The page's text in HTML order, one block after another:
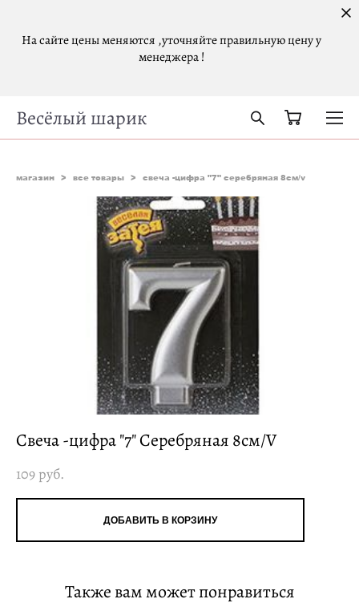
На сайте цены меняются ,уточняйте правильную цену у
менеджера !
Весёлый шарик
магазин > все товары > свеча -цифра "7" серебряная 8см/v
Свеча -цифра "7" Серебряная 8см/V
109 pуб.
ДОБАВИТЬ В КОРЗИНУ
Также вам может понравиться